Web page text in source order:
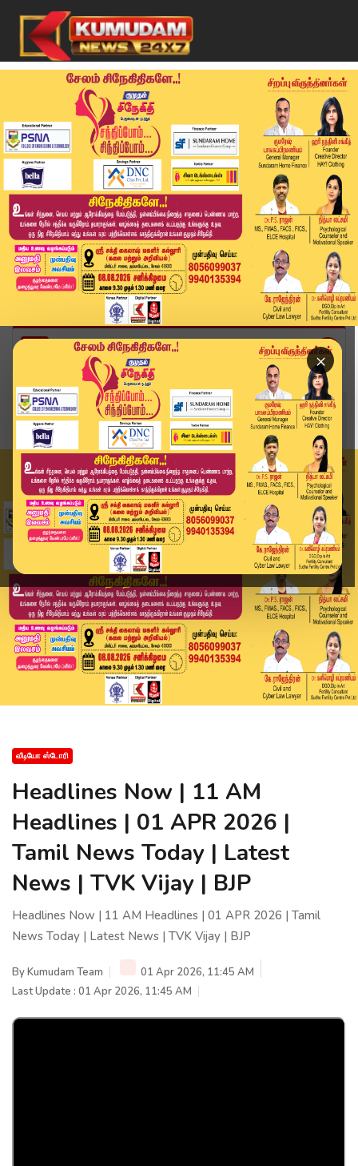
×
Home
வீடியோ ஸ்டோரி
Headlines Now | 11 AM Headlines | 01 APR 2026 |...
வீடியோ ஸ்டோரி
Headlines Now | 11 AM
Headlines | 01 APR 2026 |
Tamil News Today | Latest
News | TVK Vijay | BJP
Headlines Now | 11 AM Headlines | 01 APR 2026 | Tamil
News Today | Latest News | TVK Vijay | BJP
ByKumudam Team
01 Apr 2026, 11:45 AM
Last Update : 01 Apr 2026, 11:45 AM